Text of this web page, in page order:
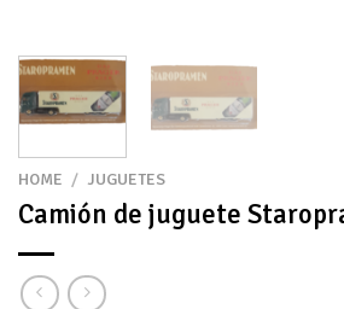
HOME / JUGUETES
Camión de juguete